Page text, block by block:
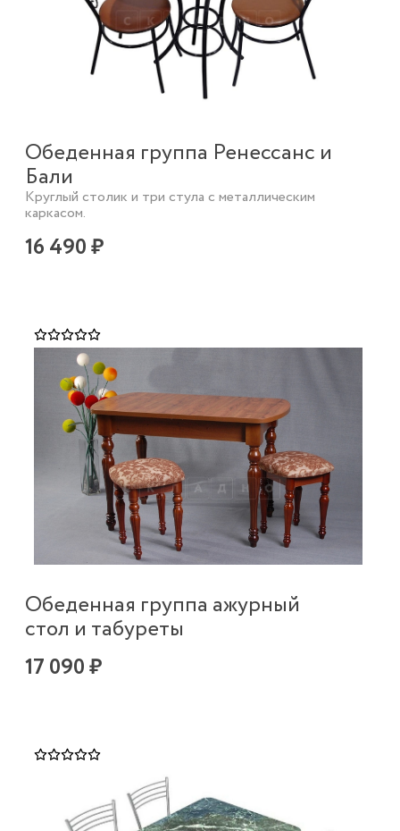
Обеденная группа Ренессанс и
Бали
Круглый столик и три стула с металлическим
каркасом.
16 490 ₽
Обеденная группа ажурный
стол и табуреты
17 090 ₽